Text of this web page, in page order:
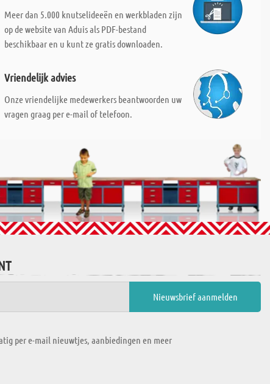
Meer dan 5.000 knutselideeën en werkbladen zijn
op de website van Aduis als PDF-bestand
beschikbaar en u kunt ze gratis downloaden.
Vriendelijk advies
Onze vriendelijke medewerkers beantwoorden uw
vragen graag per e-mail of telefoon.
per e-mail nieuwtjes, aanbiedingen en meer